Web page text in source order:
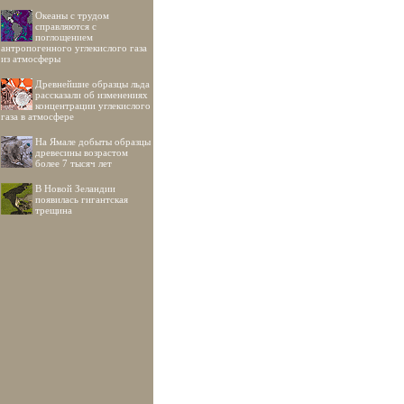
Океаны с трудом
справляются с
поглощением
антропогенного углекислого газа
из атмосферы
Древнейшие образцы льда
рассказали об изменениях
концентрации углекислого
газа в атмосфере
На Ямале добыты образцы
древесины возрастом
более 7 тысяч лет
В Новой Зеландии
появилась гигантская
трещина